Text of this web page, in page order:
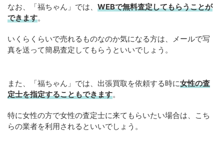
なお、「福ちゃん」では、 WEBで無料査定してもらうことが
できます。
いくらくらいで売れるものなのか気になる方は、メールで写
真を送って簡易査定してもらうといいでしょう。
また、「福ちゃん」では、出張買取を依頼する時に女性の査
定士を指定することもできます。
特に女性の方で女性の査定士に来てもらいたい場合は、こち
らの業者を利用されるといいでしょう。